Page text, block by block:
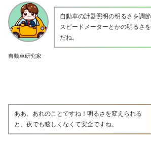
自動車研究家
自動車の計器照明の明るさを調
スピードメーターとかの明るさ
だね。
ああ、あれのことですね！明るさを変えられる
と、夜でも眩しくなくて安全ですね。